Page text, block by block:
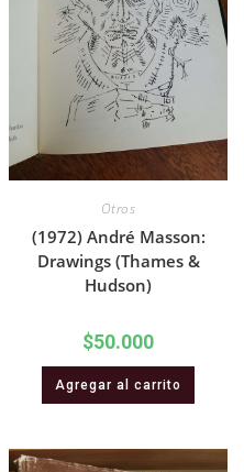
Otros
(1972) André Masson:
Drawings (Thames &
Hudson)
$50.000
Agregar al carrito